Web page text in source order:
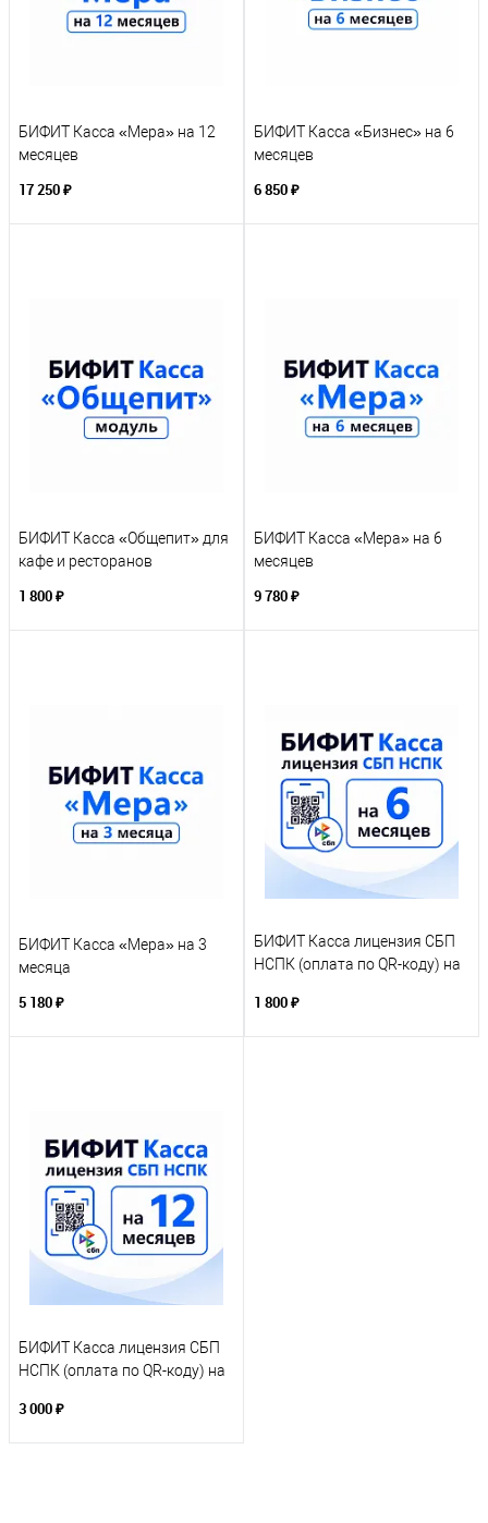
БИФИТ Касса «Мера» на 12
месяцев
17 250 ₽
БИФИТ Касса «Бизнес» на 6
месяцев
6 850 ₽
БИФИТ Касса «Общепит» для
кафе и ресторанов
1 800 ₽
БИФИТ Касса «Мера» на 6
месяцев
9 780 ₽
БИФИТ Касса «Мера» на 3
месяца
5 180 ₽
БИФИТ Касса лицензия СБП
НСПК (оплата по QR-коду) на
1 800 ₽
БИФИТ Касса лицензия СБП
НСПК (оплата по QR-коду) на
3 000 ₽